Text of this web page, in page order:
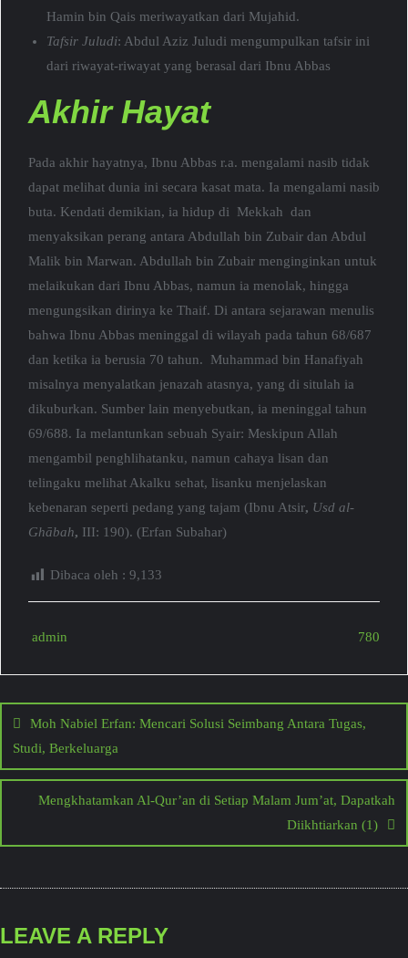
Hamin bin Qais meriwayatkan dari Mujahid.
Tafsir Juludi: Abdul Aziz Juludi mengumpulkan tafsir ini
dari riwayat-riwayat yang berasal dari Ibnu Abbas
Akhir Hayat
Pada akhir hayatnya, Ibnu Abbas r.a. mengalami nasib tidak
dapat melihat dunia ini secara kasat mata. Ia mengalami nasib
buta. Kendati demikian, ia hidup di Mekkah dan
menyaksikan perang antara Abdullah bin Zubair dan Abdul
Malik bin Marwan. Abdullah bin Zubair menginginkan untuk
melaikukan dari Ibnu Abbas, namun ia menolak, hingga
mengungsikan dirinya ke Thaif. Di antara sejarawan menulis
bahwa Ibnu Abbas meninggal di wilayah pada tahun 68/687
dan ketika ia berusia 70 tahun. Muhammad bin Hanafiyah
misalnya menyalatkan jenazah atasnya, yang di situlah ia
dikuburkan. Sumber lain menyebutkan, ia meninggal tahun
69/688. Ia melantunkan sebuah Syair: Meskipun Allah
mengambil penghlihatanku, namun cahaya lisan dan
telingaku melihat Akalku sehat, lisanku menjelaskan
kebenaran seperti pedang yang tajam (Ibnu Atsir, Usd al-
Ghābah, III: 190). (Erfan Subahar)
Dibaca oleh : 9,133
admin 780
Post
navigation
Moh Nabiel Erfan: Mencari Solusi Seimbang Antara Tugas,
Studi, Berkeluarga
Mengkhatamkan Al-Qur’an di Setiap Malam Jum’at, Dapatkah
Diikhtiarkan (1)
LEAVE A REPLY